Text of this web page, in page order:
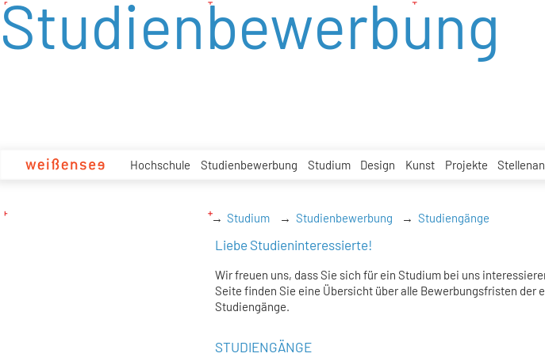
zum
Inhalt
Hochschule Studienbewerbung Studium Design Kunst Projekte
Studienbewerbung
Studium Studienbewerbung Studiengänge
Liebe Studieninteressierte!
Wir freuen uns, dass Sie sich für ein Studium bei uns
Seite finden Sie eine Übersicht über alle Bewerbungsfristen der
Studiengänge.
STUDIENGÄNGE